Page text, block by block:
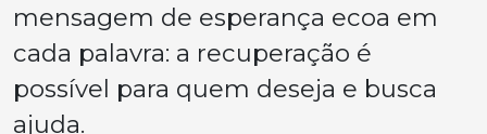
mensagem de esperança ecoa em
cada palavra: a recuperação é
possível para quem deseja e busca
ajuda.